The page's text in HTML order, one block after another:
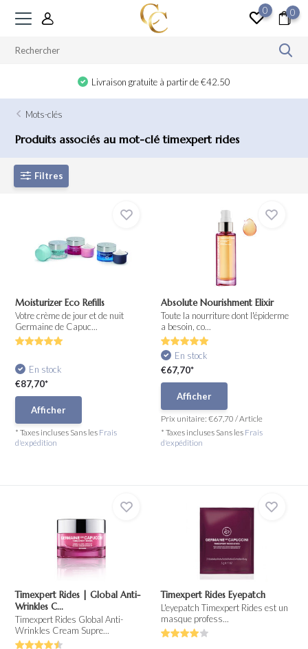
0 0
Livraison gratuite à partir de €42.50
Mots-clés
Produits associés au mot-clé timexpert rides
Filtres
Moisturizer Eco Refills
Votre crème de jour et de nuit
Germaine de Capuc...
En stock
€87,70*
Afficher
* Taxes incluses Sans les Frais
d'expédition
Absolute Nourishment Elixir
Toute la nourriture dont l'épiderme
a besoin, co...
En stock
€67,70*
Afficher
Prix unitaire: €67,70 /Article
* Taxes incluses Sans les Frais
d'expédition
Timexpert Rides | Global Anti-
Wrinkles C...
Timexpert Rides Global Anti-
Wrinkles Cream Supre...
Timexpert Rides Eyepatch
L'eyepatch Timexpert Rides est un
masque profess...